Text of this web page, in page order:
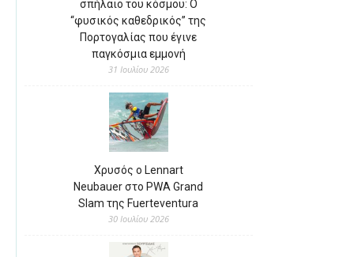
σπήλαιο του κόσμου: Ο
“φυσικός καθεδρικός” της
Πορτογαλίας που έγινε
παγκόσμια εμμονή
31 Ιουλίου 2026
Χρυσός ο Lennart
Neubauer στο PWA Grand
Slam της Fuerteventura
30 Ιουλίου 2026